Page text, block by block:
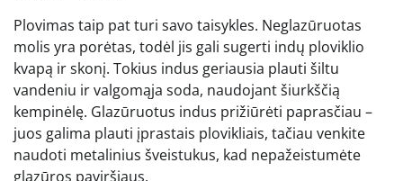
Plovimas taip pat turi savo taisykles. Neglazūruotas
molis yra porėtas, todėl jis gali sugerti indų ploviklio
kvapą ir skonį. Tokius indus geriausia plauti šiltu
vandeniu ir valgomąja soda, naudojant šiurkščią
kempinėlę. Glazūruotus indus prižiūrėti paprasčiau –
juos galima plauti įprastais plovikliais, tačiau venkite
naudoti metalinius šveistukus, kad nepažeistumėte
glazūros paviršiaus.